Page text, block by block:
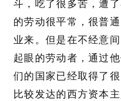
斗，吃了很多苦，遭
的劳动很平常，很普
业来。但是在不经意
起眼的劳动者，通过
们的国家已经取得了
比较发达的西方资本